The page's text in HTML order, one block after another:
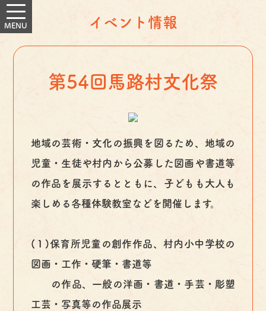
イベント情報
第54回馬路村文化祭
地域の芸術・文化の振興を図るため、地域の
児童・生徒や村内から公募した図画や書道等
の作品を展示するとともに、子どもも大人も
楽しめる各種体験教室などを開催します。
(１)保育所児童の創作作品、村内小中学校の
図画・工作・硬筆・書道等
の作品、一般の洋画・書道・手芸・彫塑
工芸・写真等の作品展示